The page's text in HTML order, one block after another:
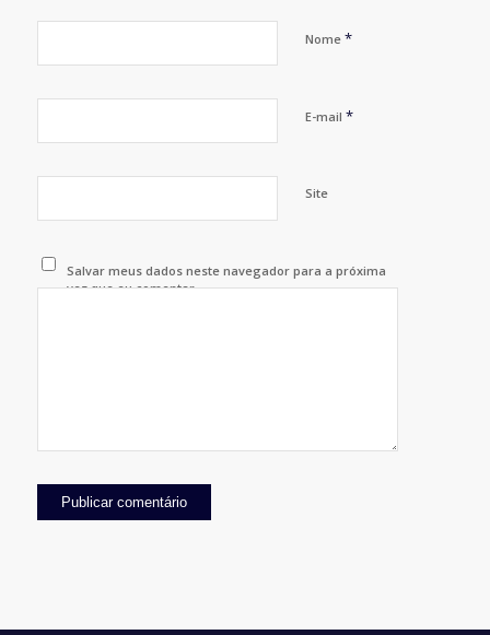
Nome *
E-mail *
Site
Salvar meus dados neste navegador para a próxima
vez que eu comentar.